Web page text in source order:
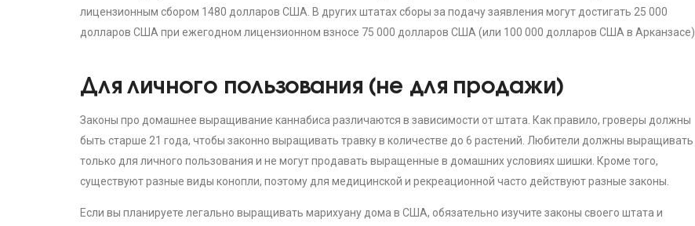
лицензионным сбором 1480 долларов США. В других штатах сборы за подачу заявления могут достигать 25 000
долларов США при ежегодном лицензионном взносе 75 000 долларов США (или 100 000 долларов США в Арканзасе).
Для личного пользования (не для продажи)
Законы про домашнее выращивание каннабиса различаются в зависимости от штата. Как правило, гроверы должны
быть старше 21 года, чтобы законно выращивать травку в количестве до 6 растений. Любители должны выращивать
только для личного пользования и не могут продавать выращенные в домашних условиях шишки. Кроме того,
существуют разные виды конопли, поэтому для медицинской и рекреационной часто действуют разные законы.
Если вы планируете легально выращивать марихуану дома в США, обязательно изучите законы своего штата и